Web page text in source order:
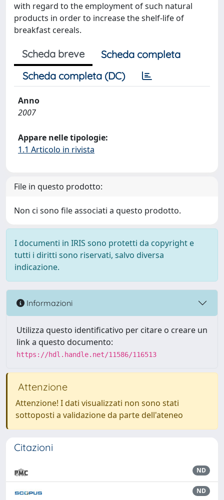
with regard to the employment of such natural
products in order to increase the shelf-life of
breakfast cereals.
Scheda breve
Scheda completa
Scheda completa (DC)
Anno
2007
Appare nelle tipologie:
1.1 Articolo in rivista
File in questo prodotto:
Non ci sono file associati a questo prodotto.
I documenti in IRIS sono protetti da copyright e
tutti i diritti sono riservati, salvo diversa
indicazione.
Informazioni
Utilizza questo identificativo per citare o creare un
link a questo documento:
https://hdl.handle.net/11586/116513
Attenzione
Attenzione! I dati visualizzati non sono stati
sottoposti a validazione da parte dell'ateneo
Citazioni
ND
ND